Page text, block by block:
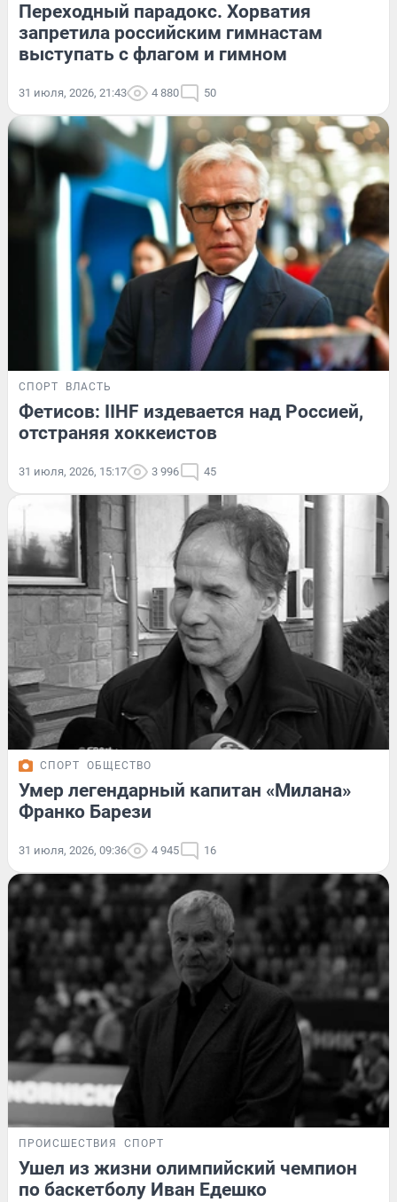
Переходный парадокс. Хорватия
запретила российским гимнастам
выступать с флагом и гимном
31 июля, 2026, 21:43 4 880 50
СПОРТ ВЛАСТЬ
Фетисов: IIHF издевается над Россией,
отстраняя хоккеистов
31 июля, 2026, 15:17 3 996 45
СПОРТ ОБЩЕСТВО
Умер легендарный капитан «Милана»
Франко Барези
31 июля, 2026, 09:36 4 945 16
ПРОИСШЕСТВИЯ СПОРТ
Ушел из жизни олимпийский чемпион
по баскетболу Иван Едешко